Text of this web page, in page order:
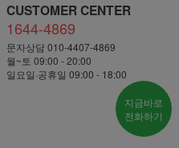
CUSTOMER CENTER
1644-4869
문자상담 010-4407-4869
월~토 09:00 - 20:00
일요일·공휴일 09:00 - 18:00
지금바로
전화하기